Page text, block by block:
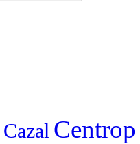
Cazal Centrop